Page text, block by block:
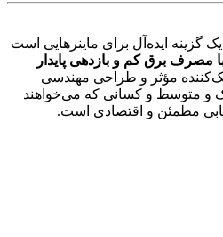
یک گزینه ایده‌آل برای ماینرهایی است
برق کم و بازدهی پایدار
مؤثر و طراحی مهندسی
و متوسط و کسانی که می‌خواهند
مطمئن و اقتصادی است.